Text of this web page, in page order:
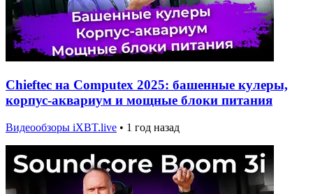
Chieftec на Computex 2025: башенные кулеры,
корпус-аквариум и мощные блоки питания
Видеообзоры iXBT.live • 1 год назад